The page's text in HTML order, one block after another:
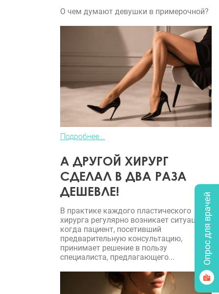
О чем думают девушки в примерочной?
Подробнее...
А ДРУГОЙ ХИРУРГ
СДЕЛАЛ В ДВА РАЗА
ДЕШЕВЛЕ!
В практике каждого пластического
хирурга регулярно возникает ситуация,
когда пациент, посетивший
предварительную консультацию,
принимает решение в пользу
специалиста, предлагающего...
Опрос для врачей